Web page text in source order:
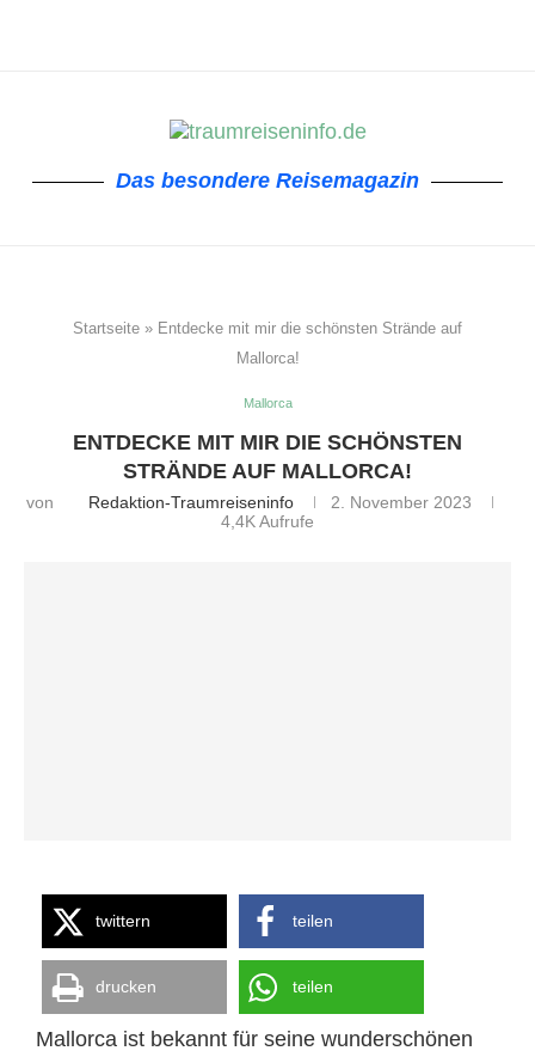
Das besondere Reisemagazin
Startseite » Entdecke mit mir die schönsten Strände auf
Mallorca!
Mallorca
ENTDECKE MIT MIR DIE SCHÖNSTEN
STRÄNDE AUF MALLORCA!
von Redaktion-Traumreiseninfo
2. November 2023
4,4KAufrufe
twittern teilen
drucken teilen
Mallorca ist bekannt für seine wunderschönen